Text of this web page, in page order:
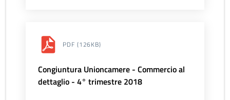
PDF (126KB)
Congiuntura Unioncamere - Commercio al
dettaglio - 4° trimestre 2018